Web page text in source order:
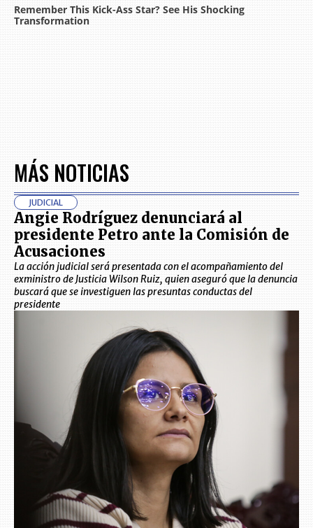
MÁS NOTICIAS
JUDICIAL
Angie Rodríguez denunciará al
presidente Petro ante la Comisión de
Acusaciones
La acción judicial será presentada con el acompañamiento del
exministro de Justicia Wilson Ruiz, quien aseguró que la denuncia
buscará que se investiguen las presuntas conductas del
presidente